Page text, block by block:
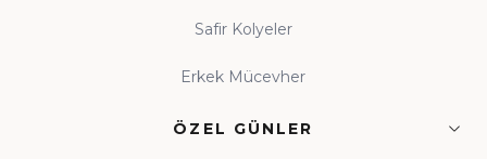
Safir Kolyeler
Erkek Mücevher
ÖZEL GÜNLER